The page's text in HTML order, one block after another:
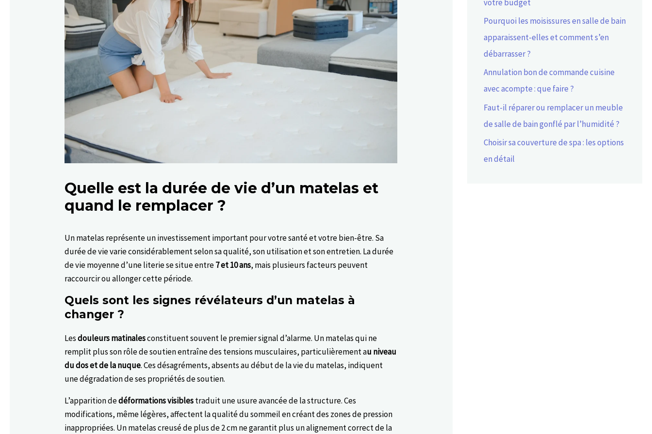
Quelle est la durée de vie d’un matelas et
quand le remplacer ?
Un matelas représente un investissement important pour votre santé et votre bien-être. Sa
durée de vie varie considérablement selon sa qualité, son utilisation et son entretien. La durée
de vie moyenne d’une literie se situe entre7 et 10 ans, mais plusieurs facteurs peuvent
raccourcir ou allonger cette période.
Quels sont les signes révélateurs d’un matelas à
changer ?
Lesdouleurs matinalesconstituent souvent le premier signal d’alarme. Un matelas qui ne
remplit plus son rôle de soutien entraîne des tensions musculaires, particulièrement au niveau
du dos et de la nuque. Ces désagréments, absents au début de la vie du matelas, indiquent
une dégradation de ses propriétés de soutien.
L’apparition dedéformations visiblestraduit une usure avancée de la structure. Ces
modifications, même légères, affectent la qualité du sommeil en créant des zones de pression
inappropriées. Un matelas creusé de plus de 2 cm ne garantit plus un alignement correct de la
votre budget
Pourquoi les moisissures en salle de bain
apparaissent-elles et comment s’en
débarrasser ?
Annulation bon de commande cuisine
avec acompte : que faire ?
Faut-il réparer ou remplacer un meuble
de salle de bain gonflé par l’humidité ?
Choisir sa couverture de spa : les options
en détail